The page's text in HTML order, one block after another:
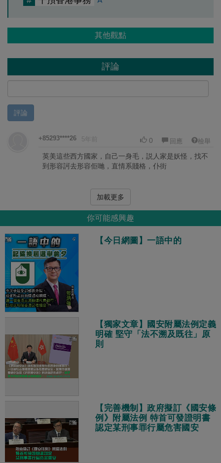
其他觀點
評論
評論
+85293****26 5年前 0 回應 檢舉
英美這些西方國家，自己一身毛，説人家是妖怪，找不
到形容訶去形容佢哋，直情系賤格，仆街
加載更多
你可能感興趣
【今日網圖】一語中的
【獨家文章】國安附屬法例定義
明確 堅守「法不溯及既往」原
則
【完善機制】政府擬訂《國安條
例》附屬法例 特首可發證明書
認定某刑事罪行屬危害國安